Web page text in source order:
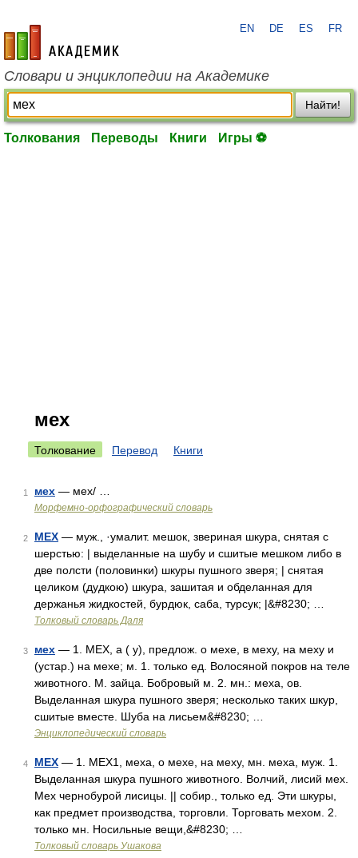
academic.ru
EN DE ES FR
Словари и энциклопедии на Академике
Найти!
Толкования Переводы Книги Игры ⚽
мех
Толкование Перевод Книги
1 мех — мех/ …
Морфемно-орфографический словарь
2 МЕХ — муж., ·умалит. мешок, звериная шкура, снятая с
шерстью: | выделанные на шубу и сшитые мешком либо в
две полсти (половинки) шкуры пушного зверя; | снятая
целиком (дудкою) шкура, зашитая и обделанная для
держанья жидкостей, бурдюк, саба, турсук; |&#8230; …
Толковый словарь Даля
3 мех — 1. МЕХ, а ( у), предлож. о мехе, в меху, на меху и
(устар.) на мехе; м. 1. только ед. Волосяной покров на теле
животного. М. зайца. Бобровый м. 2. мн.: меха, ов.
Выделанная шкура пушного зверя; несколько таких шкур,
сшитые вместе. Шуба на лисьем&#8230; …
Энциклопедический словарь
4 МЕХ — 1. МЕХ1, меха, о мехе, на меху, мн. меха, муж. 1.
Выделанная шкура пушного животного. Волчий, лисий мех.
Мех чернобурой лисицы. || собир., только ед. Эти шкуры,
как предмет производства, торговли. Торговать мехом. 2.
только мн. Носильные вещи,&#8230; …
Толковый словарь Ушакова